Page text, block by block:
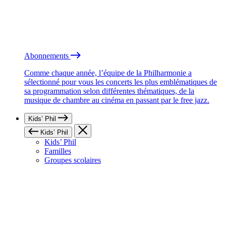
Abonnements
Comme chaque année, l’équipe de la Philharmonie a
sélectionné pour vous les concerts les plus emblématiques de
sa programmation selon différentes thématiques, de la
musique de chambre au cinéma en passant par le free jazz.
Kids’ Phil
Kids’ Phil
Kids’ Phil
Familles
Groupes scolaires